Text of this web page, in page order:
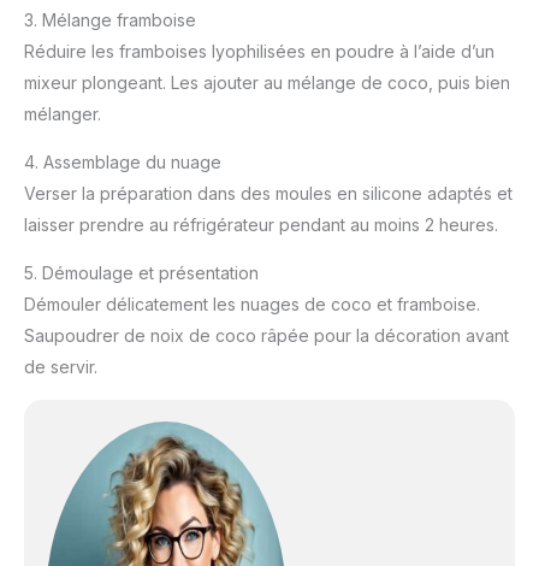
3. Mélange framboise
Réduire les framboises lyophilisées en poudre à l’aide d’un
mixeur plongeant. Les ajouter au mélange de coco, puis bien
mélanger.
4. Assemblage du nuage
Verser la préparation dans des moules en silicone adaptés et
laisser prendre au réfrigérateur pendant au moins 2 heures.
5. Démoulage et présentation
Démouler délicatement les nuages de coco et framboise.
Saupoudrer de noix de coco râpée pour la décoration avant
de servir.